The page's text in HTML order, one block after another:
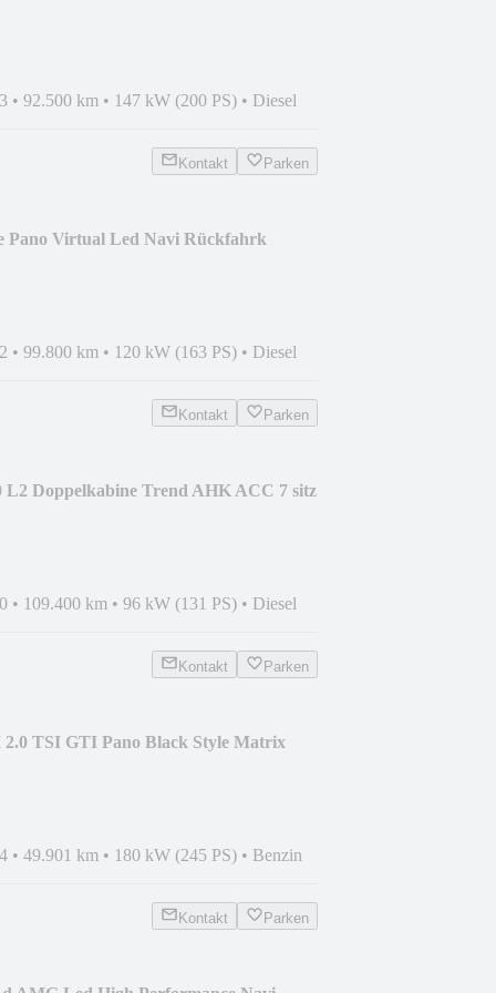
• 92.500 km • 147 kW (200 PS) • Diesel
Kontakt Parken
Pano Virtual Led Navi Rückfahrk
• 99.800 km • 120 kW (163 PS) • Diesel
Kontakt Parken
L2 Doppelkabine Trend AHK ACC 7 sitz
• 109.400 km • 96 kW (131 PS) • Diesel
Kontakt Parken
TSI GTI Pano Black Style Matrix
• 49.901 km • 180 kW (245 PS) • Benzin
Kontakt Parken